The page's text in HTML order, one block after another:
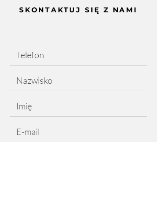
zarówno nowości, jak i dotychczasowe
produkty naszej marki: Miska prostokątna 15
SKONTAKTUJ SIĘ Z NAMI